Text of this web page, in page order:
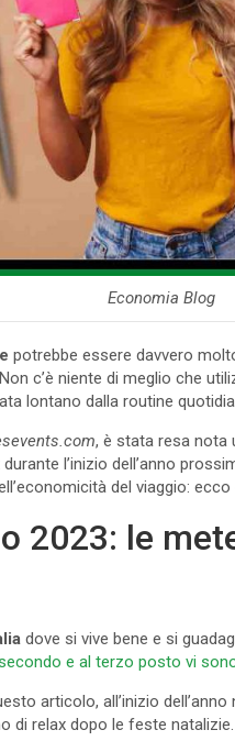
Economia Blog
potrebbe essere davvero
c’è niente di meglio che
lontano dalla routine
, è stata resa nota
l’inizio dell’anno
del viaggio: ecco
2023: le
dove si vive bene e si
e al terzo posto vi
articolo, all’inizio
di relax dopo le feste